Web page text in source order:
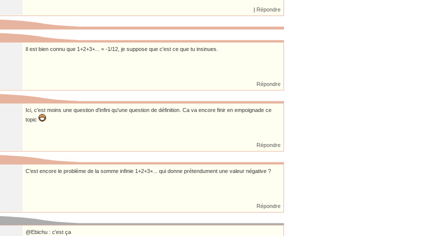
| Répondre
Il est bien connu que 1+2+3+... = -1/12, je suppose que c'est ce que tu insinues.
Répondre
Ici, c'est moins une question d'infini qu'une question de définition. Ca va encore finir en empoignade ce
topic
Répondre
C'est encore le problème de la somme infinie 1+2+3+... qui donne prétendument une valeur négative ?
Répondre
@Ebichu : c'est ça